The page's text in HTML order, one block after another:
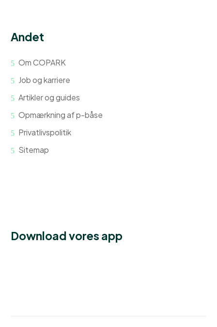
Andet
Om COPARK
Job og karriere
Artikler og guides
Opmærkning af p-båse
Privatlivspolitik
Sitemap
Download vores app